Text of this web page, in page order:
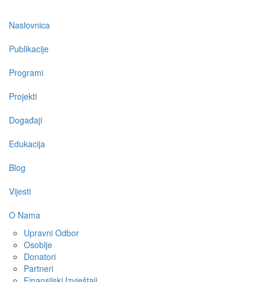
Main
navigation
Naslovnica
Publikacije
Programi
Projekti
Događaji
Edukacija
Blog
Vijesti
O Nama
Upravni Odbor
Osoblje
Donatori
Partneri